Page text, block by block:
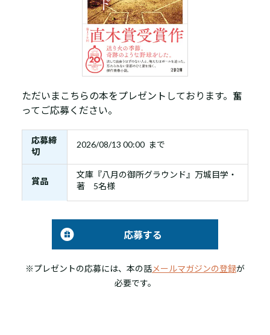
ただいまこちらの本をプレゼントしております。奮
ってご応募ください。
応募締
切
2026/08/13 00:00 まで
賞品
文庫『八月の御所グラウンド』万城目学・
著 5名様
応募する
※プレゼントの応募には、本の話メールマガジンの登録が
必要です。